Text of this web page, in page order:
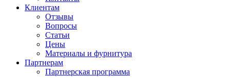
Клиентам
Отзывы
Вопросы
Статьи
Цены
Материалы и фурнитура
Партнерам
Партнерская программа